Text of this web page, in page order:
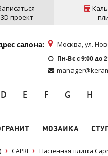
проект
салона: Москва, ул.
Пн-Вс c 9:00 до
D E F G H
МОЗАИКА
CAPRI Настенная плитка